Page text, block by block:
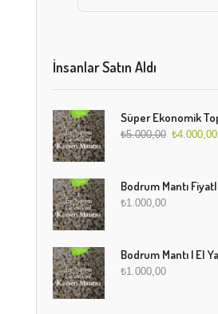
İnsanlar Satın Aldı
₺5.000,00 ₺4.000,00
₺1.000,00
₺1.000,00